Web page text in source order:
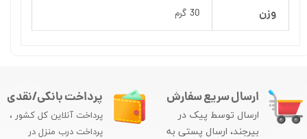
وزن 30 گرم
ارسال سریع سفارش
ارسال توسط پیک در
بیرجند، ارسال پستی به
پرداخت بانکی/نقدی
پرداخت آنلاین کل کشور ،
پرداخت درب منزل در